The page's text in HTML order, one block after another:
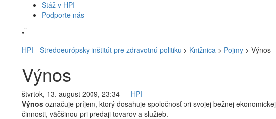
Stáž v HPI
Podporte nás
„”
—
HPI - Stredoeurópsky inštitút pre zdravotnú politiku > Knižnica> Pojmy> Výnos
Výnos
štvrtok, 13. august 2009, 23:34 — HPI
Výnos označuje príjem, ktorý dosahuje spoločnosť pri svojej bežnej ekonomickej
činnosti, väčšinou pri predaji tovarov a služieb.